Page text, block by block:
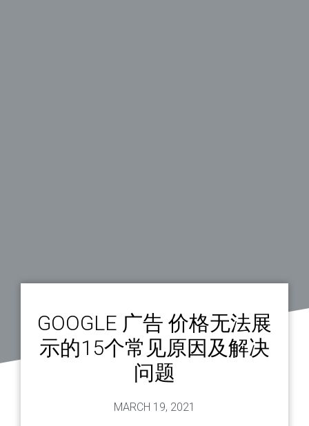
GOOGLE 广告 价格无法展
示的15个常见原因及解决
问题
MARCH 19, 2021